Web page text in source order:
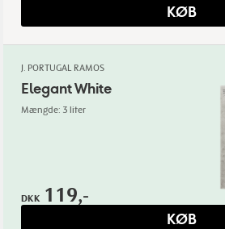
KØB
J. PORTUGAL RAMOS
Elegant White
Mængde: 3 liter
DKK 119,-
KØB